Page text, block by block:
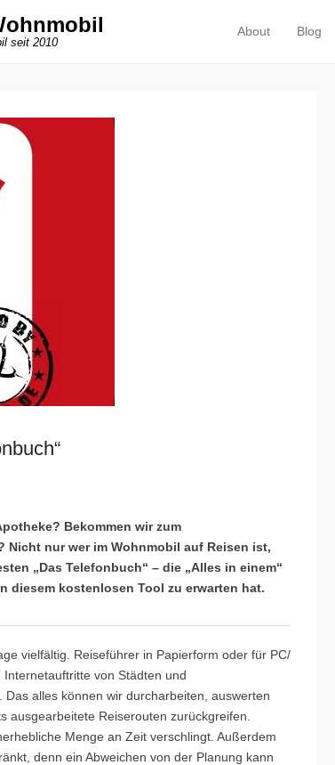
seit 2010
Primäres Menü
Zum Inhalt springen
About Blog
Bekommen wir zum
Nicht nur wer im Wohnmobil auf Reisen ist,
„Das Telefonbuch“ – die „Alles in einem“
diesem kostenlosen Tool zu erwarten hat.
vielfältig. Reiseführer in Papierform oder für PC/
von Städten und
alles können wir durcharbeiten, auswerten
ausgearbeitete Reiserouten zurückgreifen.
Menge an Zeit verschlingt. Außerdem
denn ein Abweichen von der Planung kann